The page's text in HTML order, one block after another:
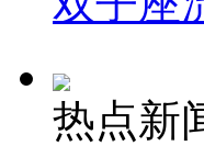
热点新